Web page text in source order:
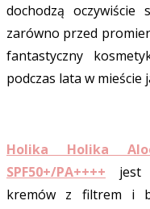
dochodzą
zarówno przed
fantastyczny
podczas lata w mieście
Holika Holika
SPF50+/PA++++ jest
kremów z filtrem i